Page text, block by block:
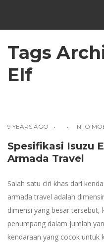
Tags
Elf
9 YEARS AGO INFO
Spesifikasi Isuzu
Armada Travel
Salah satu ciri khas dari
armada travel adalah
dimensi yang besar
penumpang dalam jumlah
kendaraan yang cocok untuk